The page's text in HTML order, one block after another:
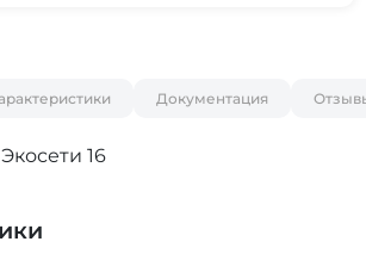
Документация
16